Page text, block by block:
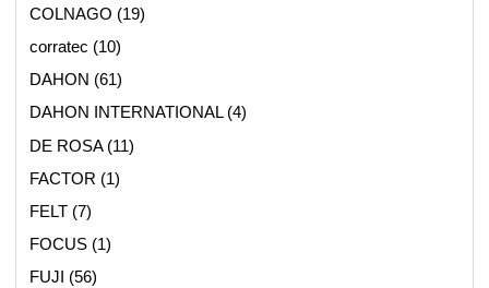
COLNAGO (19)
corratec (10)
DAHON (61)
DAHON INTERNATIONAL(4)
DE ROSA(11)
FACTOR (1)
FELT(7)
FOCUS(1)
FUJI (56)